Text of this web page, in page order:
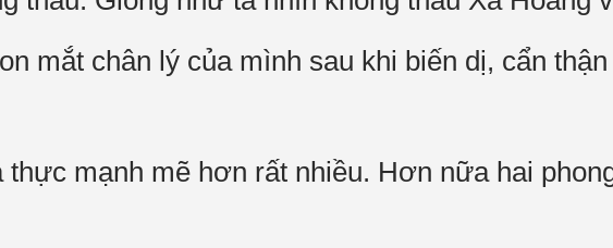
mắt chân lý của mình sau khi biến dị, cẩn
mạnh mẽ hơn rất nhiều. Hơn nữa hai